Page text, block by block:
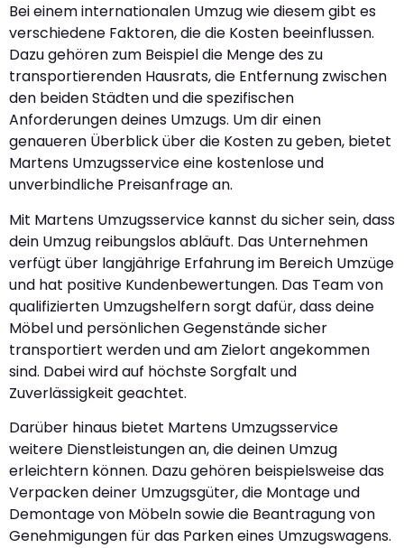
Bei einem internationalen Umzug wie diesem gibt es
verschiedene Faktoren, die die Kosten beeinflussen.
Dazu gehören zum Beispiel die Menge des zu
transportierenden Hausrats, die Entfernung zwischen
den beiden Städten und die spezifischen
Anforderungen deines Umzugs. Um dir einen
genaueren Überblick über die Kosten zu geben, bietet
Martens Umzugsservice eine kostenlose und
unverbindliche Preisanfrage an.
Mit Martens Umzugsservice kannst du sicher sein, dass
dein Umzug reibungslos abläuft. Das Unternehmen
verfügt über langjährige Erfahrung im Bereich Umzüge
und hat positive Kundenbewertungen. Das Team von
qualifizierten Umzugshelfern sorgt dafür, dass deine
Möbel und persönlichen Gegenstände sicher
transportiert werden und am Zielort angekommen
sind. Dabei wird auf höchste Sorgfalt und
Zuverlässigkeit geachtet.
Darüber hinaus bietet Martens Umzugsservice
weitere Dienstleistungen an, die deinen Umzug
erleichtern können. Dazu gehören beispielsweise das
Verpacken deiner Umzugsgüter, die Montage und
Demontage von Möbeln sowie die Beantragung von
Genehmigungen für das Parken eines Umzugswagens.